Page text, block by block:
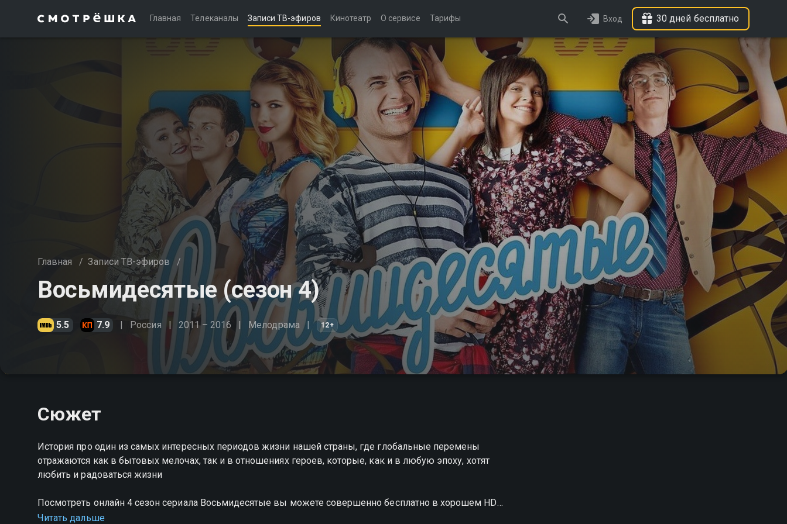
Главная Телеканалы Записи ТВ-эфиров Кинотеатр О сервисе Тарифы Вход 30 дней бесплатно
Главная / Записи ТВ-эфиров /
Восьмидесятые (сезон 4)
5.5 7.9 Россия 2011 – 2016 Мелодрама 12+
Сюжет
История про один из самых интересных периодов жизни нашей страны, где глобальные перемены
отражаются как в бытовых мелочах, так и в отношениях героев, которые, как и в любую эпоху, хотят
любить и радоваться жизни
Посмотреть онлайн 4 сезон сериала Восьмидесятые вы можете совершенно бесплатно в хорошем HD
качестве на Смотрёшке
Читать дальше